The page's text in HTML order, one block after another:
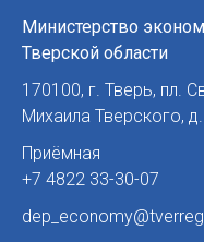
Министерство
Тверской области
170100, г. Тверь, пл.
Михаила Тверского,
Приёмная
+7 4822 33-30-07